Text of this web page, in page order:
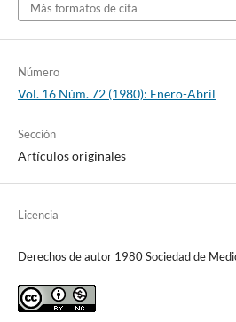
Más formatos de cita
Número
Vol. 16 Núm. 72 (1980): Enero-Abril
Sección
Artículos originales
Licencia
Derechos de autor 1980 Sociedad de